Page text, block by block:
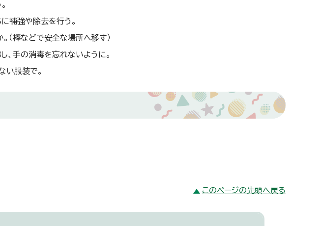
補強や除去を行う。
（棒などで安全な場所へ移す）
、手の消毒を忘れないように。
い服装で。
このページの先頭へ戻る